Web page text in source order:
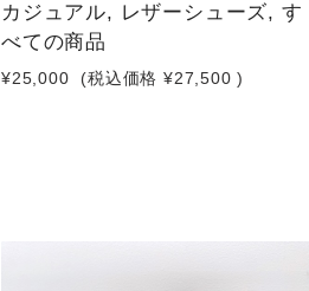
カジュアル, レザーシューズ, す
べての商品
¥25,000 (税込価格 ¥27,500 )